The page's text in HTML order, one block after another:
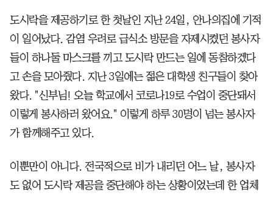
도시락을 제공하기로 한 첫날인 지난 24일, 안나의집에 기적
이 일어났다. 감염 우려로 급식소 방문을 자제시켰던 봉사자
들이 하나둘 마스크를 끼고 도시락 만드는 일에 동참하겠다
고 손을 모아줬다. 지난 3일에는 젊은 대학생 친구들이 찾아
왔다. "신부님! 오늘 학교에서 코로나19로 수업이 중단돼서
이렇게 봉사하러 왔어요." 이렇게 하루 30명이 넘는 봉사자
가 함께해주고 있다.
이뿐만이 아니다. 전국적으로 비가 내리던 어느 날, 봉사자
도 없어 도시락 제공을 중단해야 하는 상황이었는데 한 업체